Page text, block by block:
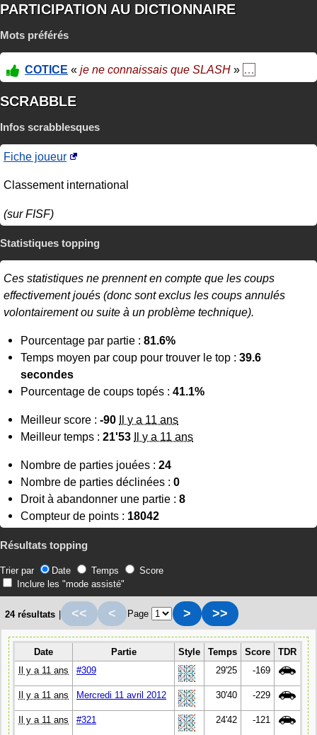
PARTICIPATION AU DICTIONNAIRE
Mots préférés
COTICE « je ne connaissais que SLASH » …
SCRABBLE
Infos scrabblesques
Fiche joueur
Classement international
(sur FISF)
Statistiques topping
Ces statistiques ne prennent en compte que les coups
effectivement joués (donc sont exclus les coups annulés
volontairement ou suite à un problème technique).
Pourcentage par partie : 81.6%
Temps moyen par coup pour trouver le top : 39.6
secondes
Pourcentage de coups topés : 41.1%
Meilleur score : -90 Il y a 11 ans
Meilleur temps : 21'53 Il y a 11 ans
Nombre de parties jouées : 24
Nombre de parties déclinées : 0
Droit à abandonner une partie : 8
Compteur de points : 18042
Résultats topping
Trier par Date Temps
Score
Inclure les "mode assisté"
24 résultats << < Page > >>
Date Partie Style Temps Score
TDR
Il y a 11 ans
#309 29'25 -169
Il y a 11 ans Mercredi 11 avril 2012 30'40 -229
Il y a 11 ans #321 24'42 -121